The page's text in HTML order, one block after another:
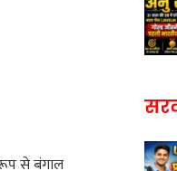
रूप से बंगाल